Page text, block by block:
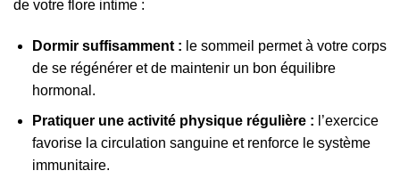
de votre flore intime :
Dormir suffisamment : le sommeil permet à votre corps
de se régénérer et de maintenir un bon équilibre
hormonal.
Pratiquer une activité physique régulière : l’exercice
favorise la circulation sanguine et renforce le système
immunitaire.